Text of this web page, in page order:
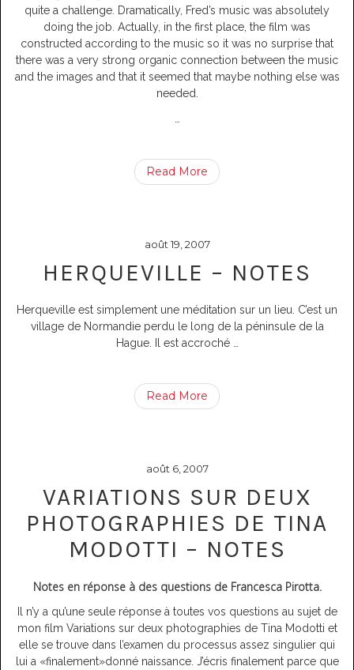
quite a challenge. Dramatically, Fred’s music was absolutely
doing the job. Actually, in the first place, the film was
constructed according to the music so it was no surprise that
there was a very strong organic connection between the music
and the images and that it seemed that maybe nothing else was
needed.
Read More
août 19, 2007
HERQUEVILLE – NOTES
Herqueville est simplement une méditation sur un lieu. C’est un
village de Normandie perdu le long de la péninsule de la
Hague. Il est accroché
Read More
août 6, 2007
VARIATIONS SUR DEUX
PHOTOGRAPHIES DE TINA
MODOTTI – NOTES
Notes en réponse à des questions de Francesca Pirotta.
Il n’y a qu’une seule réponse à toutes vos questions au sujet de
mon film Variations sur deux photographies de Tina Modotti et
elle se trouve dans l’examen du processus assez singulier qui
lui a «finalement»donné naissance. J’écris finalement parce que